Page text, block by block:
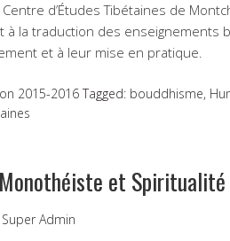
d’Études Tibétaines de
à la traduction des enseignements
et à leur mise en pratique.
2015-2016 Tagged: bouddhisme,
et Spiritualité
Super Admin